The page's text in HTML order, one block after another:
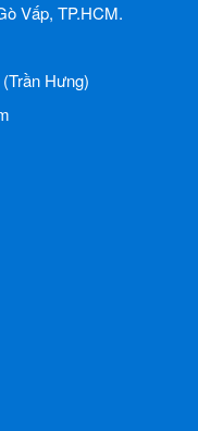
Vấp, TP.HCM.
Hưng)